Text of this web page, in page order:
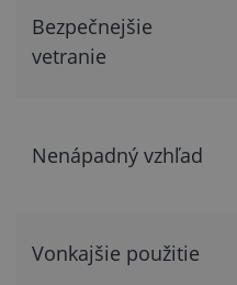
Bezpečnejšie
vetranie
Nenápadný vzhľad
Vonkajšie použitie